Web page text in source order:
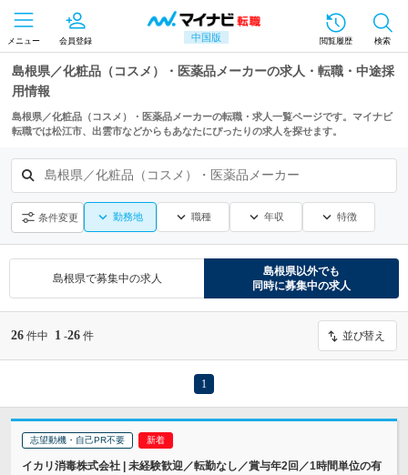
中国版
メニュー 会員登録 閲覧履歴 検索
島根県／化粧品（コスメ）・医薬品メーカーの求人・転職・中途採
用情報
島根県／化粧品（コスメ）・医薬品メーカーの転職・求人一覧ページです。マイナビ
転職では松江市、出雲市などからもあなたにぴったりの求人を探せます。
島根県／化粧品（コスメ）・医薬品メーカー
条件変更 勤務地 職種 年収 特徴
島根県で募集中の求人
島根県以外でも
同時に募集中の求人
26 件中 1 -26 件 並び替え
1
志望動機・自己PR不要
イカリ消毒株式会社 | 未経験歓迎／転勤なし／賞与年2回／1時間単位の有